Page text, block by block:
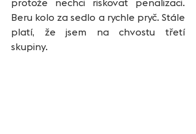
protože nechci riskovat penalizaci.
Beru kolo za sedlo a rychle pryč. Stále
platí, že jsem na chvostu třetí
skupiny.